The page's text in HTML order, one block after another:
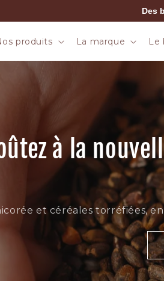
produits La marque Le
à la
et céréales torréfiées,